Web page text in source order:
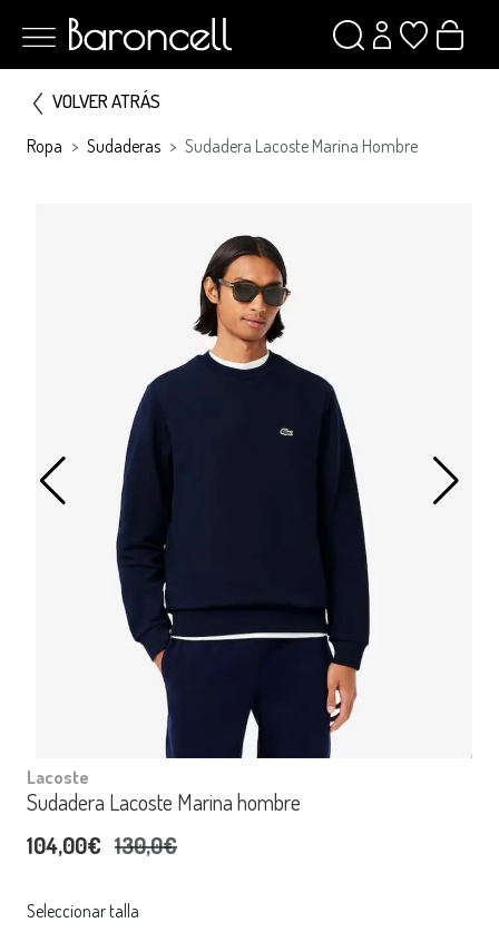
VOLVER ATRÁS
Ropa Sudaderas Sudadera Lacoste Marina Hombre
Lacoste
Sudadera Lacoste Marina hombre
104,00€ 130,0€
Seleccionar talla